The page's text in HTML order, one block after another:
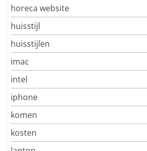
horeca website
huisstijl
huisstijlen
imac
intel
iphone
komen
kosten